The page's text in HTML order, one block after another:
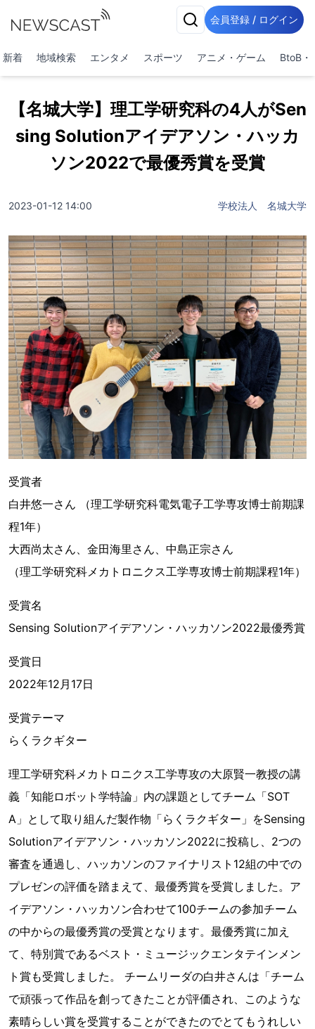
会員登録 / ログイン
新着 地域検索 エンタメ スポーツ アニメ・ゲーム BtoB・
【名城大学】理工学研究科の4人がSen
sing Solutionアイデアソン・ハッカ
ソン2022で最優秀賞を受賞
2023-01-12 14:00 学校法人 名城大学
受賞者
白井悠一さん （理工学研究科電気電子工学専攻博士前期課
程1年）
大西尚太さん、金田海里さん、中島正宗さん
（理工学研究科メカトロニクス工学専攻博士前期課程1年）
受賞名
Sensing Solutionアイデアソン・ハッカソン2022最優秀賞
受賞日
2022年12月17日
受賞テーマ
らくラクギター
理工学研究科メカトロニクス工学専攻の大原賢一教授の講
義「知能ロボット学特論」内の課題としてチーム「SOT
A」として取り組んだ製作物「らくラクギター」をSensing
Solutionアイデアソン・ハッカソン2022に投稿し、2つの
審査を通過し、ハッカソンのファイナリスト12組の中での
プレゼンの評価を踏まえて、最優秀賞を受賞しました。ア
イデアソン・ハッカソン合わせて100チームの参加チーム
の中からの最優秀賞の受賞となります。最優秀賞に加え
て、特別賞であるベスト・ミュージックエンタテインメン
ト賞も受賞しました。 チームリーダの白井さんは「チーム
で頑張って作品を創ってきたことが評価され、このような
素晴らしい賞を受賞することができたのでとてもうれしい